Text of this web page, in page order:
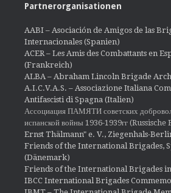
Partnerorganisationen
AABI – Asociación de Amigos de las
Internacionales (Spanien)
ACER – Les Amis des Combattants en
(Frankreich)
ALBA – Abraham Lincoln Brigade
A.I.C.V.A.S. – Associazione Italiana
Antifascisti di Spagna (Italien)
Ассоциация ПАМЯТИ советских
испанской войны 1936-1939гг
Ernst Thälmann" e. V., Ziegenhals-
Friends of the International Brigades,
(Dänemark)
Friends of the International Brigades
IBCC International Brigades